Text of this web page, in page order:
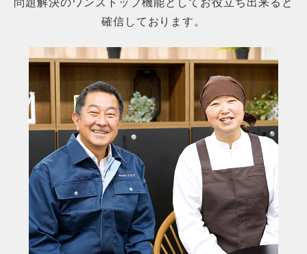
問題解決のワンストップ機能としてお役立ち出来ると
確信しております。
MORE